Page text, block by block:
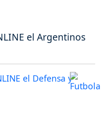
el Argentinos